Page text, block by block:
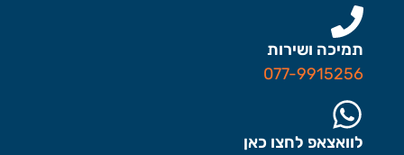
תמיכה ושירות
077-9915256
לוואצאפ לחצו כאן